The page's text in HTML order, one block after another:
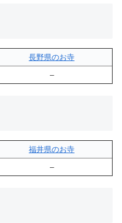
長野県のお寺
–
福井県のお寺
–